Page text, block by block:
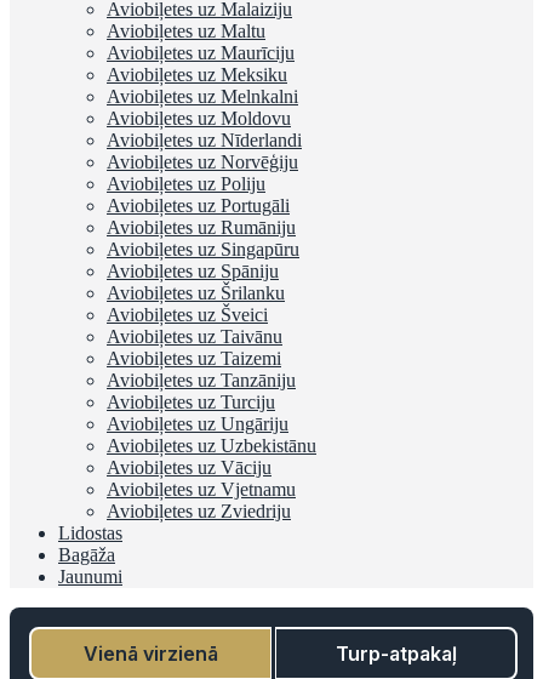
Aviobiļetes uz Malaiziju
Aviobiļetes uz Maltu
Aviobiļetes uz Maurīciju
Aviobiļetes uz Meksiku
Aviobiļetes uz Melnkalni
Aviobiļetes uz Moldovu
Aviobiļetes uz Nīderlandi
Aviobiļetes uz Norvēģiju
Aviobiļetes uz Poliju
Aviobiļetes uz Portugāli
Aviobiļetes uz Rumāniju
Aviobiļetes uz Singapūru
Aviobiļetes uz Spāniju
Aviobiļetes uz Šrilanku
Aviobiļetes uz Šveici
Aviobiļetes uz Taivānu
Aviobiļetes uz Taizemi
Aviobiļetes uz Tanzāniju
Aviobiļetes uz Turciju
Aviobiļetes uz Ungāriju
Aviobiļetes uz Uzbekistānu
Aviobiļetes uz Vāciju
Aviobiļetes uz Vjetnamu
Aviobiļetes uz Zviedriju
Lidostas
Bagāža
Jaunumi
Vienā virzienā Turp-atpakaļ